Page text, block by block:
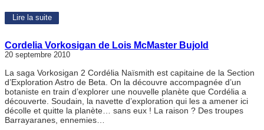
Lire la suite
Cordelia Vorkosigan de Lois McMaster Bujold
20 septembre 2010
La saga Vorkosigan 2 Cordélia Naïsmith est capitaine de la Section
d’Exploration Astro de Beta. On la découvre accompagnée d’un
botaniste en train d’explorer une nouvelle planète que Cordélia a
découverte. Soudain, la navette d’exploration qui les a amener ici
décolle et quitte la planète… sans eux ! La raison ? Des troupes
Barrayaranes, ennemies…